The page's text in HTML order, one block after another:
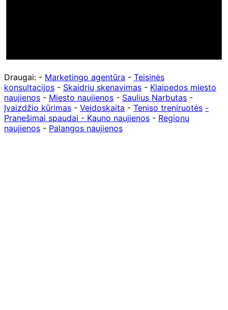
Draugai: - Marketingo agentūra - Teisinės
konsultacijos - Skaidrių skenavimas - Klaipedos miesto
naujienos - Miesto naujienos - Saulius Narbutas -
Įvaizdžio kūrimas - Veidoskaita - Teniso treniruotės -
Pranešimai spaudai - Kauno naujienos - Regionų
naujienos - Palangos naujienos